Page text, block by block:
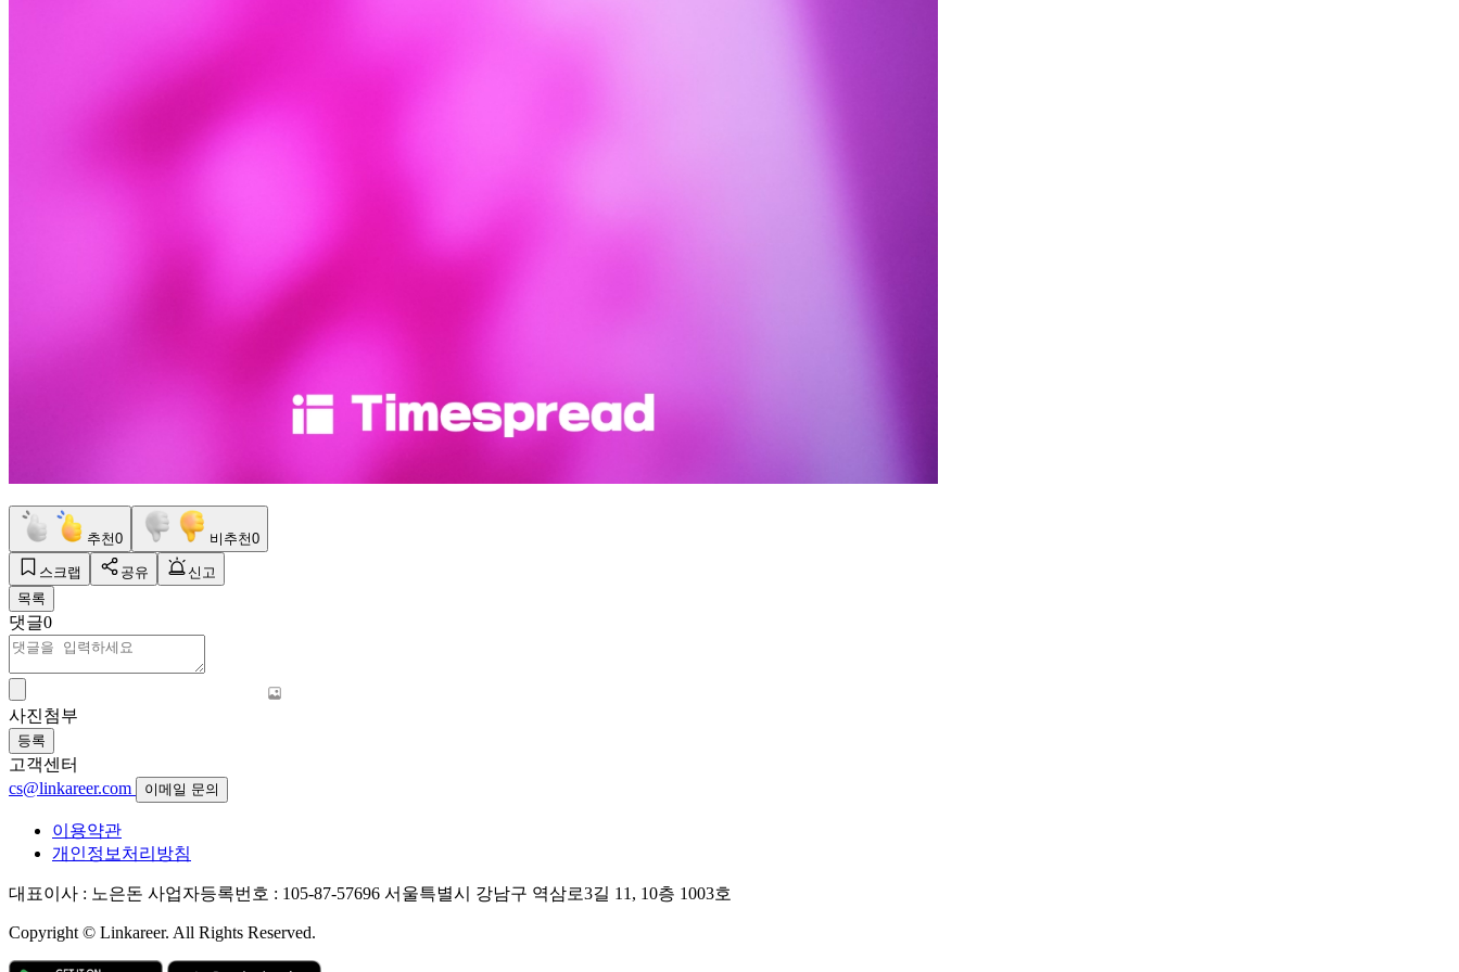
추천0 비추천0
스크랩 공유
신고
목록
댓글0
사진첨부
등록
고객센터
cs@linkareer.com
이메일 문의
이용약관
개인정보처리방침
대표이사 : 노은돈 사업자등록번호 : 105-87-57696 서울특별시 강남구 역삼로3길 11, 10층 1003호
Copyright © Linkareer. All Rights Reserved.